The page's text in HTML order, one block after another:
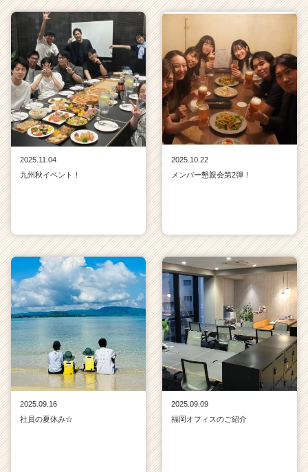
2025.11.04
九州秋イベント！
2025.10.22
メンバー懇親会第2弾！
2025.09.16
社員の夏休み☆
2025.09.09
福岡オフィスのご紹介